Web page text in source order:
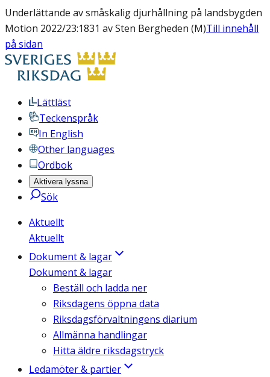
Underlättande av småskalig djurhållning på landsbygden
Motion 2022/23:1831 av Sten Bergheden (M)Till innehåll
på sidan
Lättläst
Teckenspråk
In English
Other languages
Ordbok
Aktivera lyssna
Sök
Aktuellt
Aktuellt
Dokument & lagar
Dokument & lagar
Beställ och ladda ner
Riksdagens öppna data
Riksdagsförvaltningens diarium
Allmänna handlingar
Hitta äldre riksdagstryck
Ledamöter & partier